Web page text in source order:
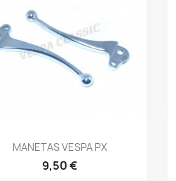
Vista rápida
MANETAS VESPA PX
9,50 €